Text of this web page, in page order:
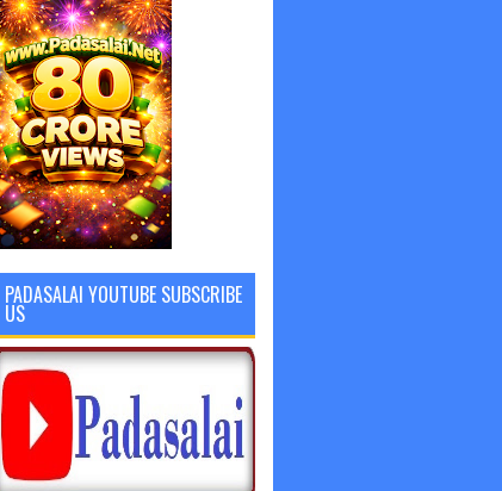
PADASALAI YOUTUBE SUBSCRIBE
US